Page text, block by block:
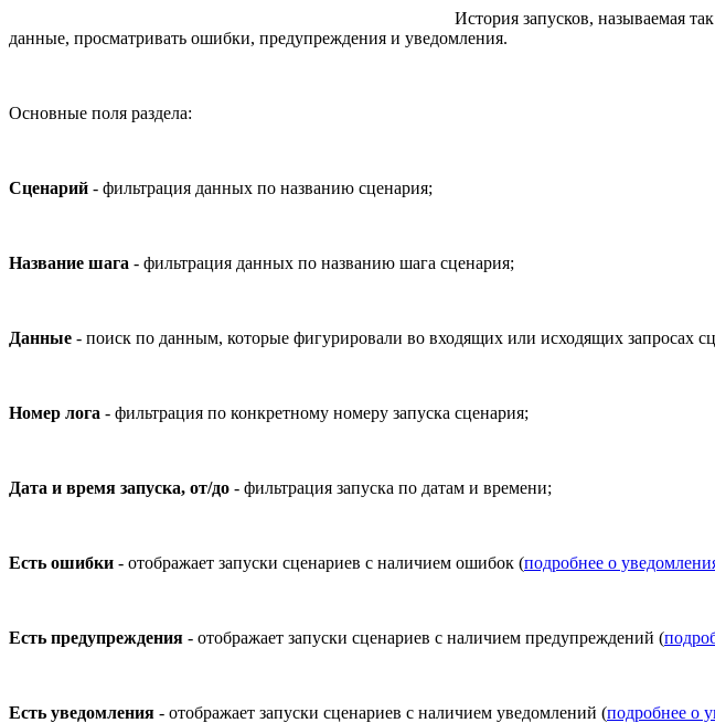
История запусков, называемая
данные, просматривать ошибки, предупреждения и уведомления.
Основные поля раздела:
Сценарий - фильтрация данных по названию сценария;
Название шага - фильтрация данных по названию шага сценария;
Данные - поиск по данным, которые фигурировали во входящих или исходящих запросах
Номер лога - фильтрация по конкретному номеру запуска сценария;
Дата и время запуска, от/до - фильтрация запуска по датам и времени;
Есть ошибки - отображает запуски сценариев с наличием ошибок (подробнее о
Есть предупреждения - отображает запуски сценариев с наличием предупреждений (
Есть уведомления - отображает запуски сценариев с наличием уведомлений (подробнее о